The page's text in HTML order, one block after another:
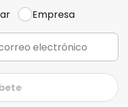
Empresa